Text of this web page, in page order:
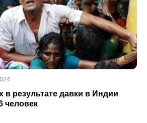
в результате давки в Индии
человек